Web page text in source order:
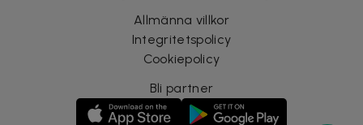
Allmänna villkor
Integritetspolicy
Cookiepolicy
Bli partner